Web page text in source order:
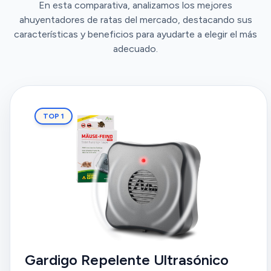
En esta comparativa, analizamos los mejores
ahuyentadores de ratas del mercado, destacando sus
características y beneficios para ayudarte a elegir el más
adecuado.
TOP 1
Gardigo Repelente Ultrasónico